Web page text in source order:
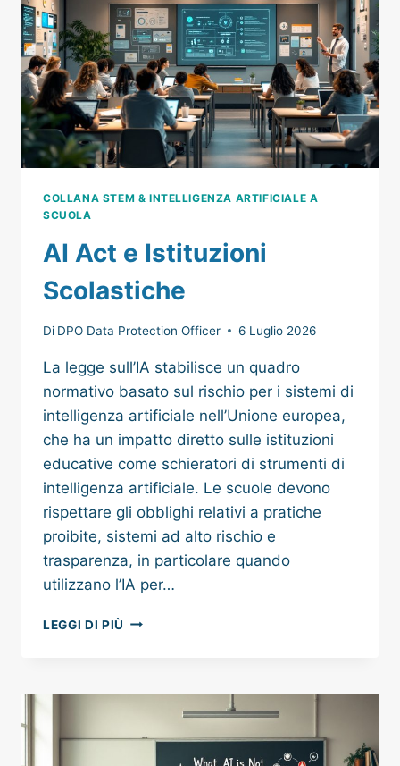
COLLANA STEM & INTELLIGENZA ARTIFICIALE A
SCUOLA
AI Act e Istituzioni
Scolastiche
Di DPO Data Protection Officer 6 Luglio 2026
La legge sull’IA stabilisce un quadro
normativo basato sul rischio per i sistemi di
intelligenza artificiale nell’Unione europea,
che ha un impatto diretto sulle istituzioni
educative come schieratori di strumenti di
intelligenza artificiale. Le scuole devono
rispettare gli obblighi relativi a pratiche
proibite, sistemi ad alto rischio e
trasparenza, in particolare quando
utilizzano l’IA per…
LEGGI DI PIÙ AI
SCOLASTICHE